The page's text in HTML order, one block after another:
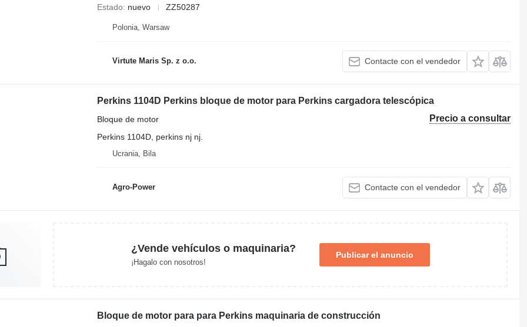
Estado
nuevo ZZ50287
Polonia, Warsaw
Virtute Maris Sp. z o.o. Contacte con el vendedor
Perkins 1104D Perkins bloque de motor para Perkins cargadora telescópica
Precio a consultar
Bloque de motor
Perkins 1104D, perkins nj nj.
Ucrania, Bila
Agro-Power Contacte con el vendedor
¿Vende vehículos o maquinaria?
¡Hagalo con nosotros!
Publicar el anuncio
Bloque de motor para para Perkins maquinaria de construcción